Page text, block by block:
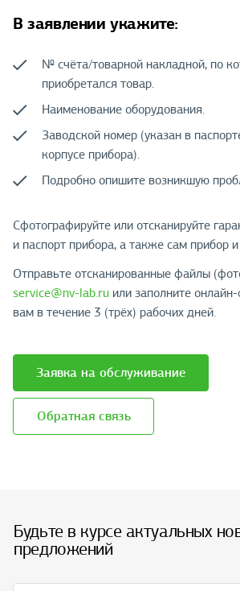
В заявлении укажите:
№ счёта/товарной накладной, по
приобретался товар.
Наименование оборудования.
Заводской номер (указан в
корпусе прибора).
Подробно опишите возникшую
Сфотографируйте или отсканируйте
и паспорт прибора, а также сам прибор и
Отправьте отсканированные файлы
service@nv-lab.ru или заполните
вам в течение 3 (трёх) рабочих дней.
Заявка на обслуживание
Обратная связь
Будьте в курсе актуальных
предложений